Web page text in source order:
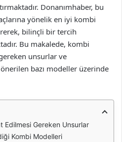
Donanımhaber, bu
yönelik en iyi kombi
bilinçli bir tercih
Bu makalede, kombi
unsurlar ve
bazı modeller üzerinde
Edilmesi Gereken Unsurlar
Kombi Modelleri